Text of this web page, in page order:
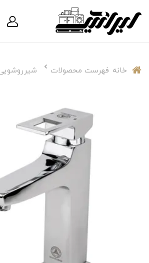
خانه فهرست محصولات